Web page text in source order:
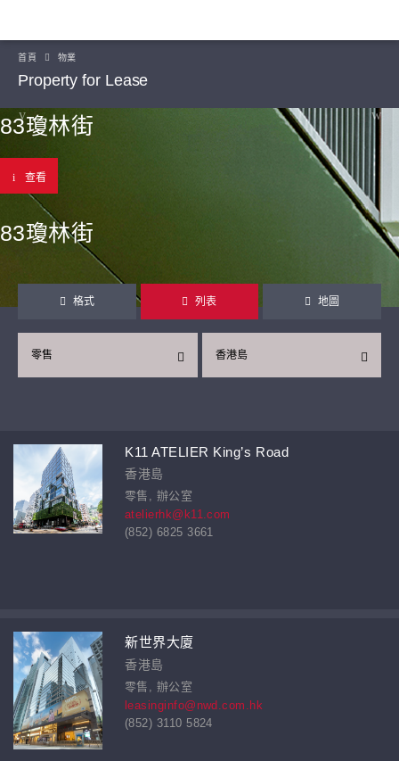
首頁 物業
Property for Lease
83瓊林街
查看
83瓊林街
格式 列表 地圖
香港島
零售
K11 ATELIER King’s Road
香港島
零售, 辦公室
atelierhk@k11.com
(852) 6825 3661
新世界大廈
香港島
零售, 辦公室
leasinginfo@nwd.com.hk
(852) 3110 5824